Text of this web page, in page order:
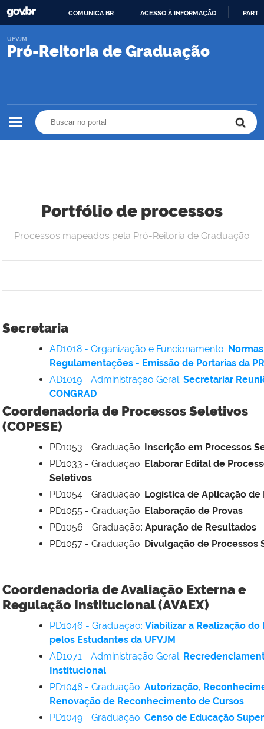
O
COMUNICA BR ACESSO À INFORMAÇÃO
Pró-Reitoria de Graduação
UFVJM
Portfólio de processos
Processos mapeados pela Pró-Reitoria de Graduação
Secretaria
AD1018 - Organização e Funcionamento:
Regulamentações - Emissão de Portarias da
AD1019 - Administração Geral: Secretariar
CONGRAD
Coordenadoria de Processos Seletivos
(COPESE)
PD1053 - Graduação: Inscrição em Processos
PD1033 - Graduação: Elaborar Edital de
Seletivos
PD1054 - Graduação: Logística de Aplicação de
PD1055 - Graduação: Elaboração de Provas
PD1056 - Graduação: Apuração de Resultados
PD1057 - Graduação: Divulgação de Processos
Coordenadoria de Avaliação Externa e
Regulação Institucional (AVAEX)
PD1046 - Graduação: Viabilizar a Realização do
pelos Estudantes da UFVJM
AD1071 - Administração Geral:
Institucional
PD1048 - Graduação: Autorização,
Renovação de Reconhecimento de Cursos
PD1049 - Graduação: Censo de Educação